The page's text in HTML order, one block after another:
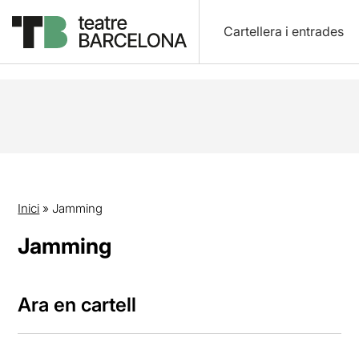
Cartellera i entrades
Inici » Jamming
Jamming
Ara en cartell